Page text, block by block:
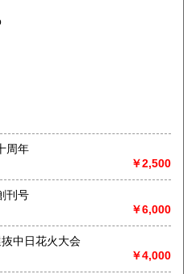
大分県 300円
300円
枚もの、絵葉書、鳥瞰図、近代
ます。
ヤル 0120-006-229 (担当・
周年
￥2,500
刊号
￥6,000
抜中日花火大会
￥4,000